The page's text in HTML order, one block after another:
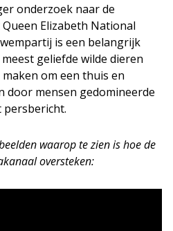
onderzoek naar de
Elizabeth National
is een belangrijk
geliefde wilde dieren
om een thuis en
door mensen gedomineerde
persbericht.
waarop te zien is hoe de
oversteken: